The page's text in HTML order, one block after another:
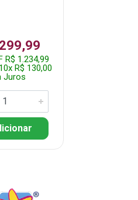
R$ 1.234,99
R$ 130,00
Juros